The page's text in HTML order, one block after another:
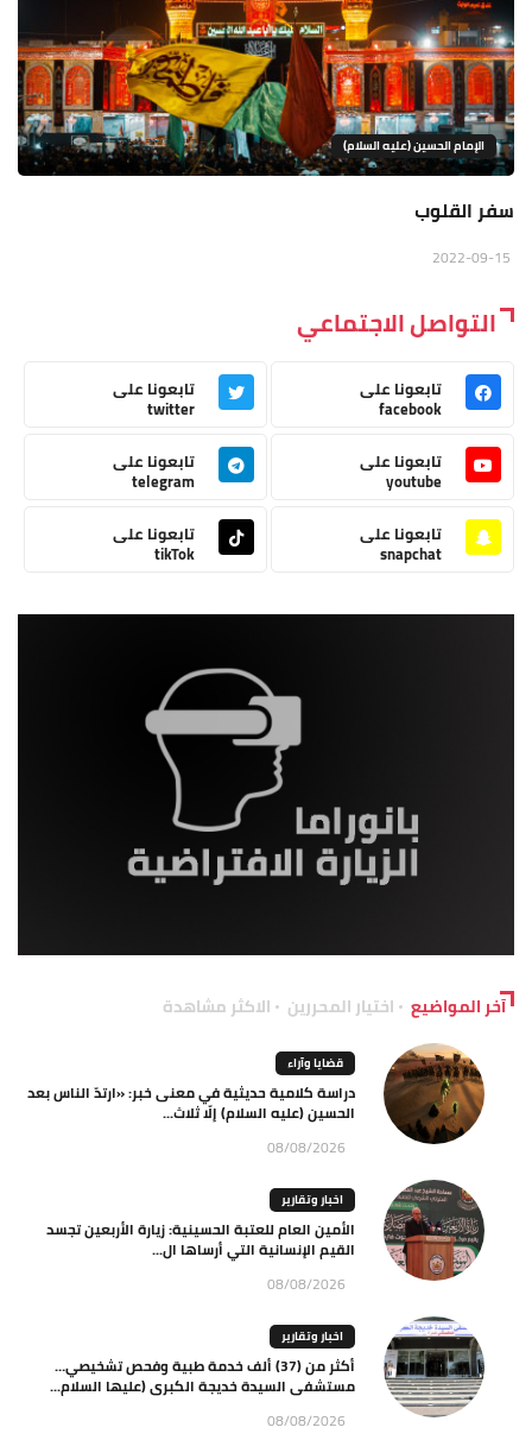
الإمام الحسين (عليه السلام)
سفر القلوب
التواصل الاجتماعي
تابعونا على
facebook
تابعونا على
twitter
تابعونا على
youtube
تابعونا على
telegram
تابعونا على
snapchat
تابعونا على
tikTok
آخر المواضيع اختيار المحررين الاكثر مشاهدة
قضايا وآراء
دراسة كلامية حديثية في معنى خبر: «ارتدّ الناس بعد
الحسين (عليه السلام) إلّا ثلاث...
08/08/2026
اخبار وتقارير
الأمين العام للعتبة الحسينية: زيارة الأربعين تجسد
القيم الإنسانية التي أرساها ال...
08/08/2026
اخبار وتقارير
أكثر من (37) ألف خدمة طبية وفحص تشخيصي…
مستشفى السيدة خديجة الكبرى (عليها السلام...
08/08/2026